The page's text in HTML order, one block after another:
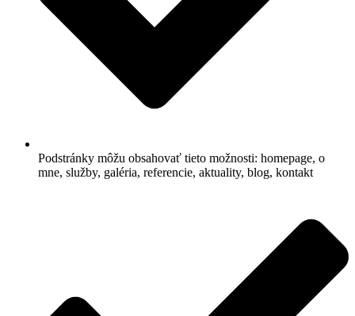
Podstránky môžu obsahovať tieto možnosti: homepage, o
mne, služby, galéria, referencie, aktuality, blog, kontakt